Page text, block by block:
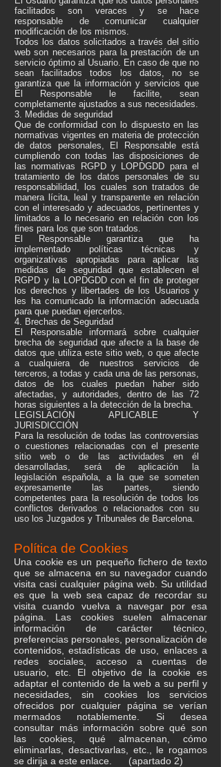
facilitados son veraces y se hace
responsable de comunicar cualquier
modificación de los mismos.
Todos los datos solicitados a través del sitio
web son necesarios para la prestación de un
servicio óptimo al Usuario. En caso de que no
sean facilitados todos los datos, no se
garantiza que la información y servicios que
El Responsable le facilite, sean
completamente ajustados a sus necesidades.
3. Medidas de seguridad
Que de conformidad con lo dispuesto en las
normativas vigentes en materia de protección
de datos personales, El Responsable está
cumpliendo con todas las disposiciones de
las normativas RGPD y LOPDGDD para el
tratamiento de los datos personales de su
responsabilidad, los cuales son tratados de
manera lícita, leal y transparente en relación
con el interesado y adecuados, pertinentes y
limitados a lo necesario en relación con los
fines para los que son tratados.
El Responsable garantiza que ha
implementado políticas técnicas y
organizativas apropiadas para aplicar las
medidas de seguridad que establecen el
RGPD y la LOPDGDD con el fin de proteger
los derechos y libertades de los Usuarios y
les ha comunicado la información adecuada
para que puedan ejercerlos.
4. Brechas de Seguridad
El Responsable informará sobre cualquier
brecha de seguridad que afecte a la base de
datos que utiliza este sitio web, o que afecte
a cualquiera de nuestros servicios de
terceros, a todas y cada una de las personas,
datos de los cuales puedan haber sido
afectadas, y autoridades, dentro de las 72
horas siguientes a la detección de la brecha.
LEGISLACIÓN APLICABLE Y
JURISDICCIÓN
Para la resolución de todas las controversias
o cuestiones relacionadas con el presente
sitio web o de las actividades en él
desarrolladas, será de aplicación la
legislación española, a la que se someten
expresamente las partes, siendo
competentes para la resolución de todos los
conflictos derivados o relacionados con su
uso los Juzgados y Tribunales de Barcelona.
Política de Cookies
Una cookie es un pequeño fichero de texto
que se almacena en su navegador cuando
visita casi cualquier página web. Su utilidad
es que la web sea capaz de recordar su
visita cuando vuelva a navegar por esa
página. Las cookies suelen almacenar
información de carácter técnico,
preferencias personales, personalización de
contenidos, estadísticas de uso, enlaces a
redes sociales, acceso a cuentas de
usuario, etc. El objetivo de la cookie es
adaptar el contenido de la web a su perfil y
necesidades, sin cookies los servicios
ofrecidos por cualquier página se verían
mermados notablemente. Si desea
consultar más información sobre qué son
las cookies, qué almacenan, cómo
eliminarlas, desactivarlas, etc., le rogamos
se dirija a este enlace. (apartado 2)